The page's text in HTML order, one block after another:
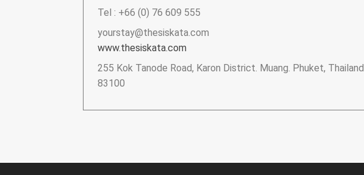
Tel : +66 (0) 76 609 555
yourstay@thesiskata.com
www.thesiskata.com
255 Kok Tanode Road, Karon District. Muang. Phuket, Thailand
83100